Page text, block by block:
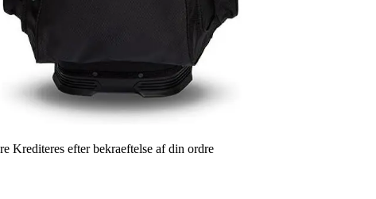
Krediteres efter bekraeftelse af din ordre